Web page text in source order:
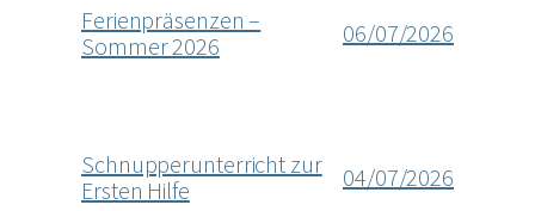
Ferienpräsenzen –
Sommer 2026
06/07/2026
Schnupperunterricht zur
Ersten Hilfe
04/07/2026